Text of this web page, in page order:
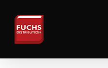
content